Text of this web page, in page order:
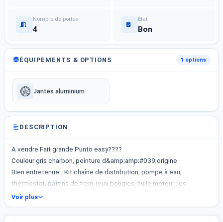
Nombre de portes
4
État
Bon
ÉQUIPEMENTS & OPTIONS 1 options
Jantes aluminium
DESCRIPTION
A vendre Fait grande Punto easy????
Couleur gris charbon, peinture d&amp;amp;#039;origine
Bien entretenue . Kit chaîne de distribution, pompe à eau,
thermostat, pattins de frein, jeux bougies, huile moteur ,les
filtres,eau refroidissement déminéralisée, récemment changés
,voir facture.
*Motorisation Essence/ Boîte manuelle
Voir plus